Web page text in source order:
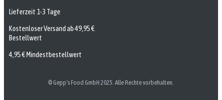
Lieferzeit 1-3 Tage
Kostenloser Versand ab 49,95 €
Bestellwert
4,95 € Mindestbestellwert
© Gepp’s Food GmbH 2025. Alle Rechte vorbehalten.